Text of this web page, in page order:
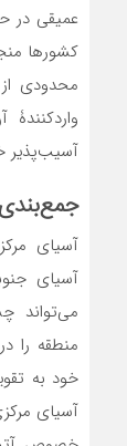
عمیقی در
کشورها
محدودی
آسیب‌پذیر
آسیای
آسیای
می‌تواند
منطقه را
خود به
آسیای